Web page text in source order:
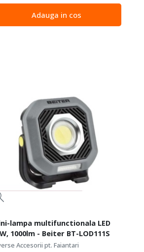
Adauga in cos
lampa multifunctionala LED
1000lm - Beiter BT-LOD111S
Accesorii pt. Faiantari